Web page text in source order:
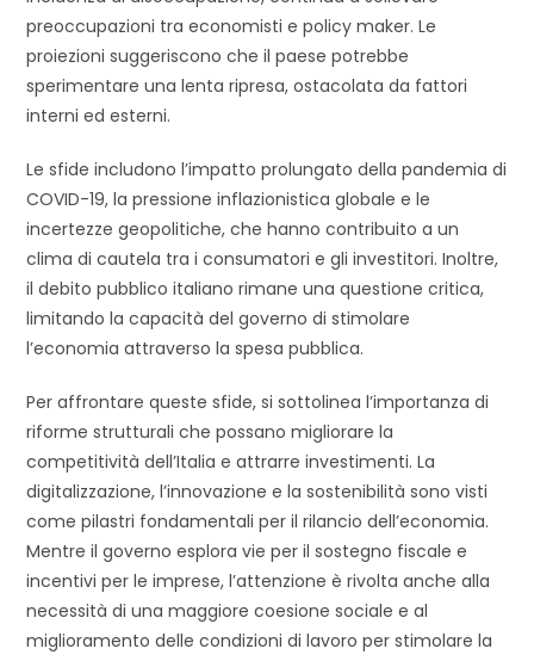
preoccupazioni tra economisti e policy maker. Le
proiezioni suggeriscono che il paese potrebbe
sperimentare una lenta ripresa, ostacolata da fattori
interni ed esterni.
Le sfide includono l’impatto prolungato della pandemia di
COVID-19, la pressione inflazionistica globale e le
incertezze geopolitiche, che hanno contribuito a un
clima di cautela tra i consumatori e gli investitori. Inoltre,
il debito pubblico italiano rimane una questione critica,
limitando la capacità del governo di stimolare
l’economia attraverso la spesa pubblica.
Per affrontare queste sfide, si sottolinea l’importanza di
riforme strutturali che possano migliorare la
competitività dell’Italia e attrarre investimenti. La
digitalizzazione, l’innovazione e la sostenibilità sono visti
come pilastri fondamentali per il rilancio dell’economia.
Mentre il governo esplora vie per il sostegno fiscale e
incentivi per le imprese, l’attenzione è rivolta anche alla
necessità di una maggiore coesione sociale e al
miglioramento delle condizioni di lavoro per stimolare la